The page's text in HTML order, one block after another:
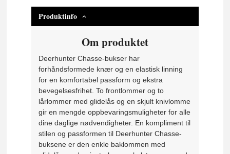
Produktinfo
Om produktet
Deerhunter Chasse-bukser har
forhåndsformede knær og en elastisk linning
for en komfortabel passform og ekstra
bevegelsesfrihet. To frontlommer og to
lårlommer med glidelås og en skjult knivlomme
gir en mengde oppbevaringsmuligheter for alle
dine daglige nødvendigheter. En kompliment til
stilen og passformen til Deerhunter Chasse-
buksene er den enkle baklommen med